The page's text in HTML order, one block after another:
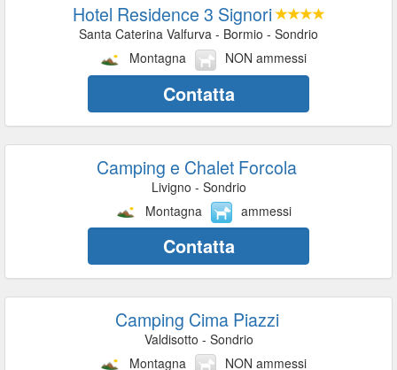
Hotel Residence 3 Signori
Santa Caterina Valfurva - Bormio - Sondrio
Montagna
NON ammessi
Contatta
Camping e Chalet Forcola
Livigno - Sondrio
Montagna
ammessi
Contatta
Camping Cima Piazzi
Valdisotto - Sondrio
Montagna
NON ammessi